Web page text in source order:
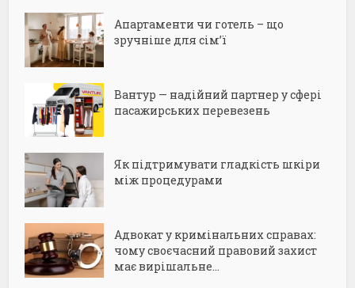
Апартаменти чи готель – що
зручніше для сім’ї
Вантур — надійний партнер у сфері
пасажирських перевезень
Як підтримувати гладкість шкіри
між процедурами
Адвокат у кримінальних справах:
чому своєчасний правовий захист
має вирішальне...